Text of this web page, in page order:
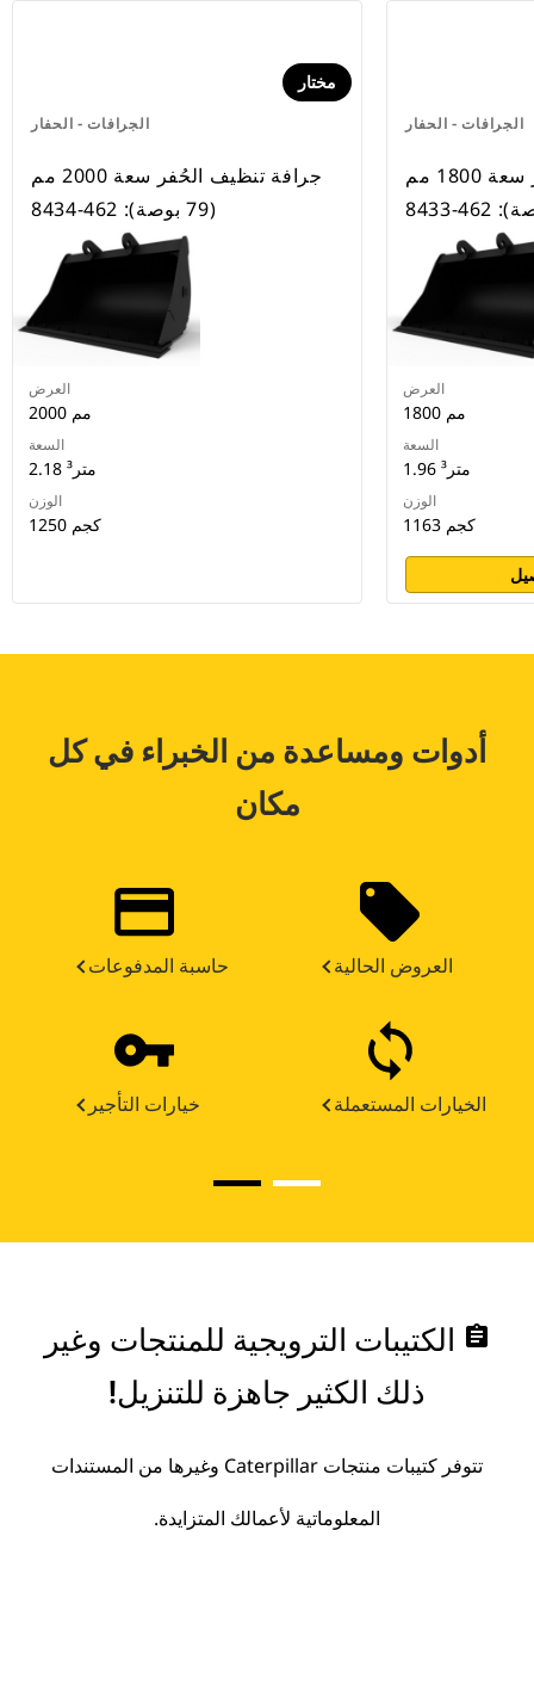
الجرافات - الحفار
مختار
جرافة تنظيف الحُفر سعة 2000 مم
(79 بوصة): 462-8434
العرض
2000 مم
السعة
2.18 متر³
الوزن
1250 كجم
الجرافات - الحفار
جرافة تنظيف الحُفر سعة 1800 مم
العرض
1800 مم
السعة
1.96 متر³
الوزن
1163 كجم
أدوات ومساعدة من الخبراء في كل
مكان
حاسبة المدفوعات العروض الحالية
خيارات التأجير الخيارات المستعملة
assignment الكتيبات الترويجية للمنتجات وغير
ذلك الكثير جاهزة للتنزيل!
تتوفر كتيبات منتجات Caterpillar وغيرها من المستندات
المعلوماتية لأعمالك المتزايدة.